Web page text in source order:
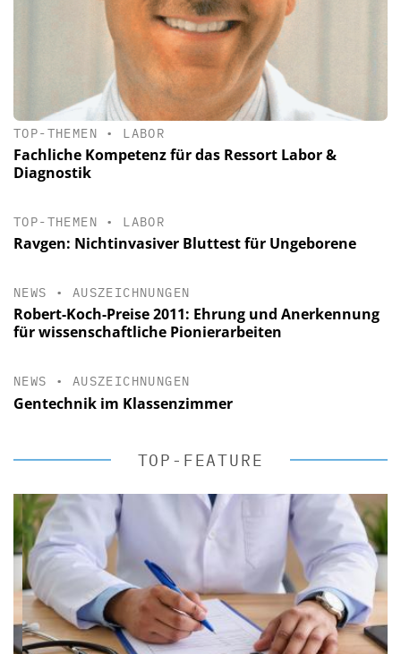
TOP-THEMEN • LABOR
Fachliche Kompetenz für das Ressort Labor &
Diagnostik
TOP-THEMEN • LABOR
Ravgen: Nichtinvasiver Bluttest für Ungeborene
NEWS • AUSZEICHNUNGEN
Robert-Koch-Preise 2011: Ehrung und Anerkennung
für wissenschaftliche Pionierarbeiten
NEWS • AUSZEICHNUNGEN
Gentechnik im Klassenzimmer
TOP-FEATURE